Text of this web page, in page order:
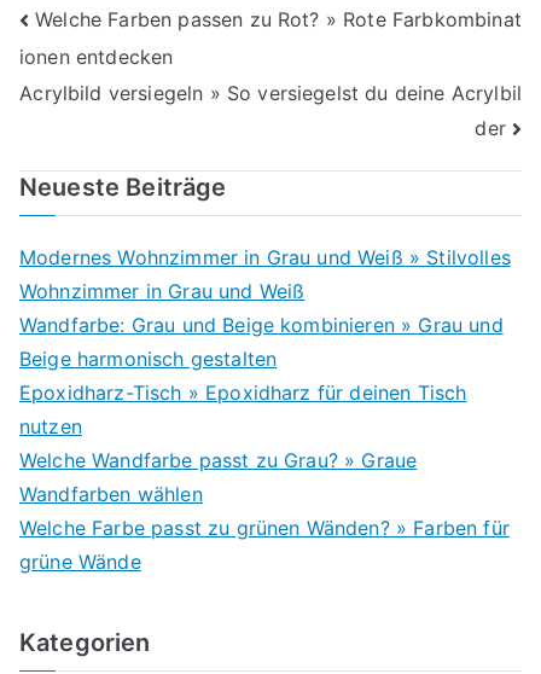
Beitragsnavigation
Welche Farben passen zu Rot? » Rote Farbkombinat
ionen entdecken
Acrylbild versiegeln » So versiegelst du deine Acrylbil
der
Neueste Beiträge
Modernes Wohnzimmer in Grau und Weiß » Stilvolles
Wohnzimmer in Grau und Weiß
Wandfarbe: Grau und Beige kombinieren » Grau und
Beige harmonisch gestalten
Epoxidharz-Tisch » Epoxidharz für deinen Tisch
nutzen
Welche Wandfarbe passt zu Grau? » Graue
Wandfarben wählen
Welche Farbe passt zu grünen Wänden? » Farben für
grüne Wände
Kategorien